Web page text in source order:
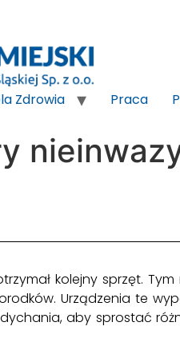
Zdrowia Praca
kolejny sprzęt.
Urządzenia te
aby sprostać